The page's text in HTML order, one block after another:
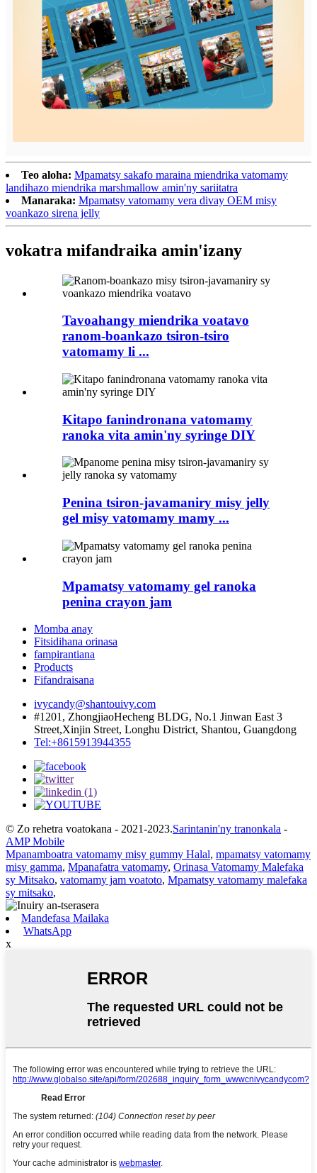
Teo aloha: Mpamatsy sakafo maraina miendrika vatomamy
landihazo miendrika marshmallow amin'ny sariitatra
Manaraka: Mpamatsy vatomamy vera divay OEM misy
voankazo sirena jelly
vokatra mifandraika amin'izany
Tavoahangy miendrika voatavo
ranom-boankazo tsiron-tsiro
vatomamy li ...
Kitapo fanindronana vatomamy
ranoka vita amin'ny syringe DIY
Penina tsiron-javamaniry misy jelly
gel misy vatomamy mamy ...
Mpamatsy vatomamy gel ranoka
penina crayon jam
Momba anay
Fitsidihana orinasa
fampirantiana
Products
Fifandraisana
ivycandy@shantouivy.com
#1201, ZhongjiaoHecheng BLDG, No.1 Jinwan East 3
Street,Xinjin Street, Longhu District, Shantou, Guangdong
Tel:+8615913944355
© Zo rehetra voatokana - 2021-2023.Sarintanin'ny tranonkala -
AMP Mobile
Mpanamboatra vatomamy misy gummy Halal, mpamatsy vatomamy
misy gamma, Mpanafatra vatomamy, Orinasa Vatomamy Malefaka
sy Mitsako, vatomamy jam voatoto, Mpamatsy vatomamy malefaka
sy mitsako,
Mandefasa Mailaka
WhatsApp
x